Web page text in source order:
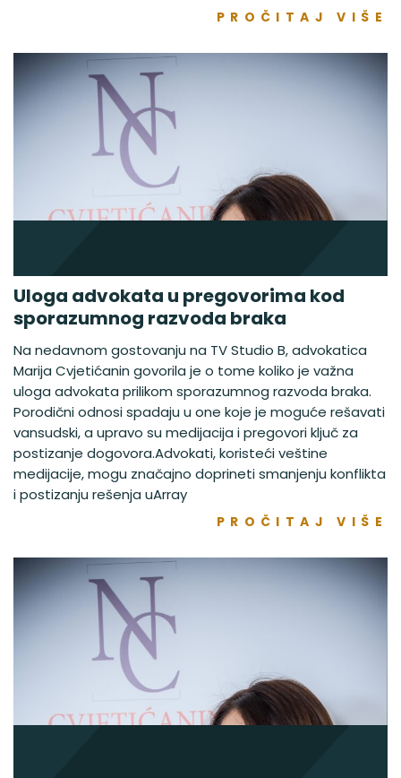
PROČITAJ VIŠE
Uloga advokata u pregovorima kod
sporazumnog razvoda braka
Na nedavnom gostovanju na TV Studio B, advokatica
Marija Cvjetićanin govorila je o tome koliko je važna
uloga advokata prilikom sporazumnog razvoda braka.
Porodični odnosi spadaju u one koje je moguće rešavati
vansudski, a upravo su medijacija i pregovori ključ za
postizanje dogovora.Advokati, koristeći veštine
medijacije, mogu značajno doprineti smanjenju konflikta
i postizanju rešenja uArray
PROČITAJ VIŠE